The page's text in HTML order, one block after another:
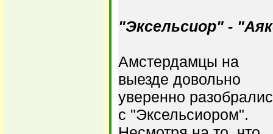
"Эксельсиор" -
Амстердамцы на
выезде довольно
уверенно
с "Эксельсиором".